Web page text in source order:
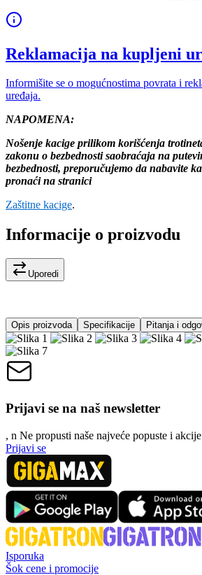
Reklamacija na kupljeni
Informišite se o mogućnostima povrata i
uređaja.
NAPOMENA:
Nošenje kacige prilikom korišćenja
zakonu o bezbednosti saobraćaja na
bezbednosti, preporučujemo da nabavite
pronaći na stranici
Zaštitne kacige.
Informacije o proizvodu
Uporedi
Opis proizvoda Specifikacije Pitanja i
Prijavi se na naš newsletter
, n Ne propusti naše najveće popuste i
Prijavi se
Isporuka
Šok cene i promocije